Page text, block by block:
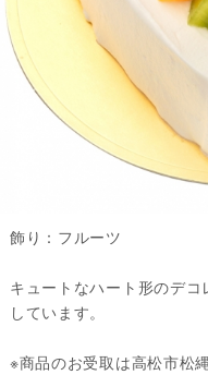
飾り：フルーツ
キュートなハート形のデ
しています。
※商品のお受取は高松市松